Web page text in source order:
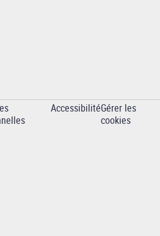
AccessibilitéGérer les
cookies